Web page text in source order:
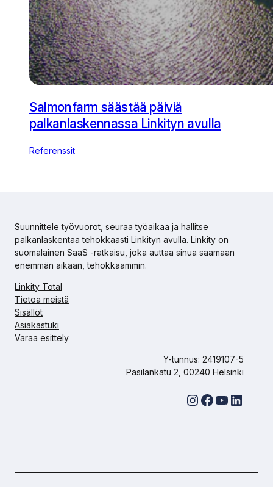
Salmonfarm säästää päiviä
palkanlaskennassa Linkityn avulla
Referenssit
Suunnittele työvuorot, seuraa työaikaa ja hallitse
palkanlaskentaa tehokkaasti Linkityn avulla. Linkity on
suomalainen SaaS -ratkaisu, joka auttaa sinua saamaan
enemmän aikaan, tehokkaammin.
Linkity Total
Tietoa meistä
Sisällöt
Asiakastuki
Varaa esittely
Y-tunnus: 2419107-5
Pasilankatu 2, 00240 Helsinki
InstagramFacebook YouTube LinkedIn